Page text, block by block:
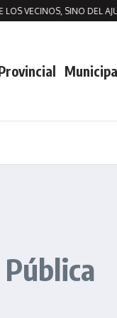
SINO DEL